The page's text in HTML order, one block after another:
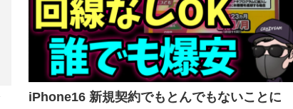
iPhone16 新規契約でもとんでもないことに